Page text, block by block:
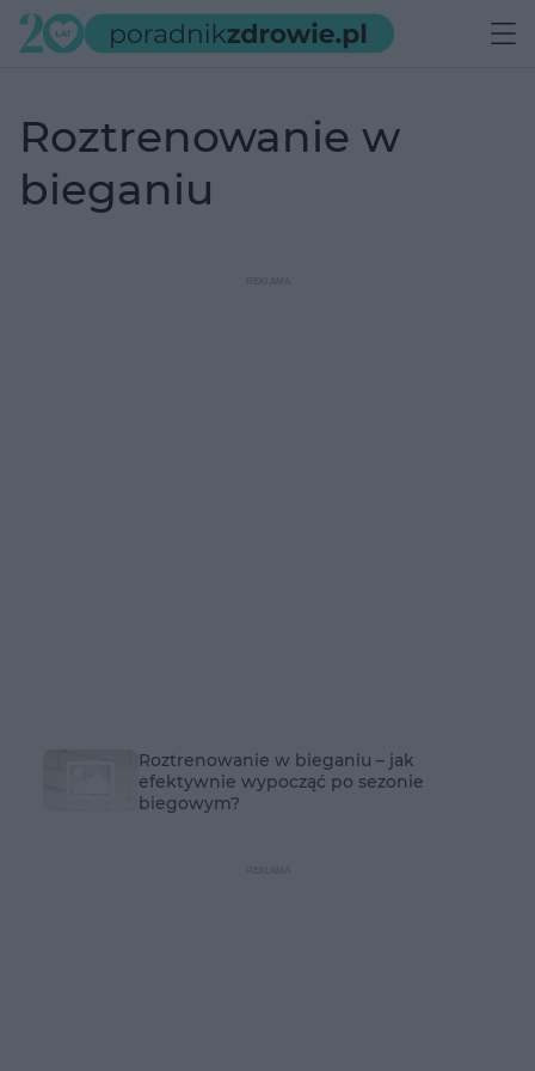
roztrenowanie w
bieganiu
Roztrenowanie w bieganiu – jak
efektywnie wypocząć po sezonie
biegowym?